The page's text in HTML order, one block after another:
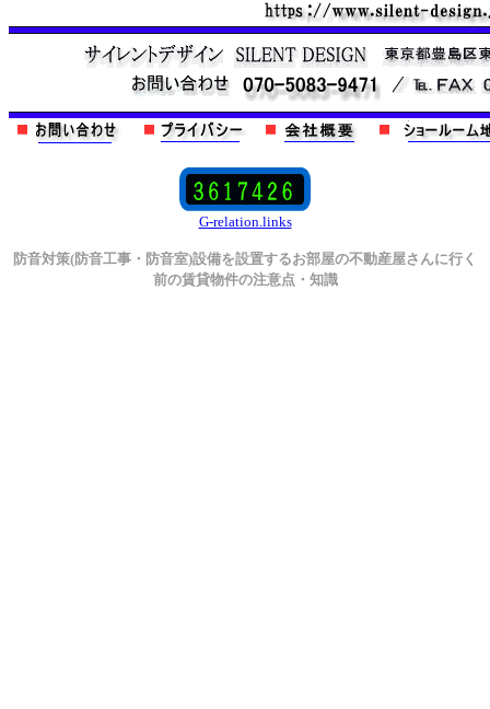
G-relation.links
防音対策(防音工事・防音室)設備を設置するお部屋の不動産屋さんに行く
前の賃貸物件の注意点・知識